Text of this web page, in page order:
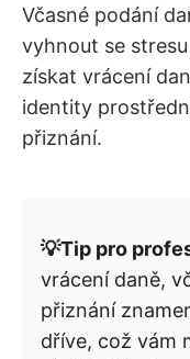
Včasné podání
vyhnout se
získat vrácení
identity
přiznání.
💡Tip pro
vrácení daně,
přiznání
dříve, což vám